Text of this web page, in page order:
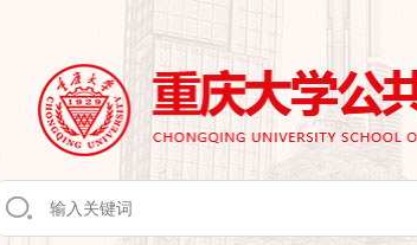
重庆市女性社会
重庆大学—云南
四川省公安厅机
綦江东部新城城